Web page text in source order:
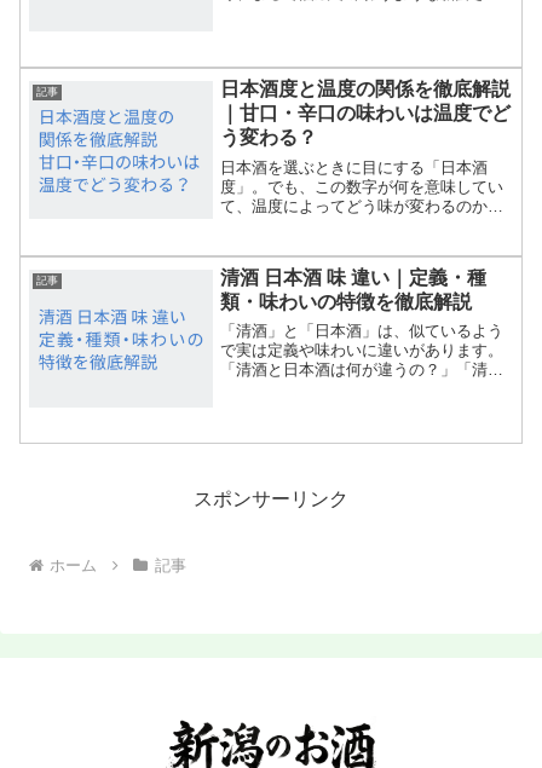
理方法まで、初...
記事
日本酒度と温度の関係を徹底解説
｜甘口・辛口の味わいは温度でど
う変わる？
日本酒を選ぶときに目にする「日本酒
度」。でも、この数字が何を意味してい
て、温度によってどう味が変わるのかを
口・辛口」を示すだけではありません。
温度によって感じ方が大きく変...
記事
清酒 日本酒 味 違い｜定義・種
類・味わいの特徴を徹底解説
「清酒」と「日本酒」は、似ているよう
で実は定義や味わいに違いがあります。
「清酒と日本酒は何が違うの？」「清酒
うか。本記事では、清酒と...
スポンサーリンク
ホーム 記事